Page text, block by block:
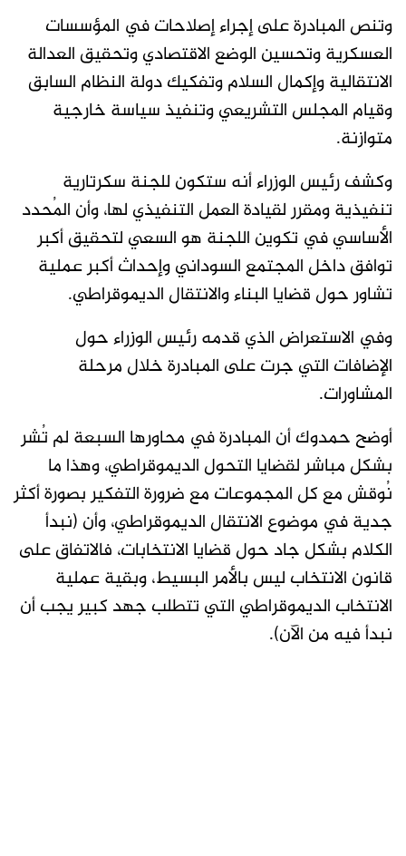
وتنص المبادرة على إجراء إصلاحات في المؤسسات
العسكرية وتحسين الوضع الاقتصادي وتحقيق العدالة
الانتقالية وإكمال السلام وتفكيك دولة النظام السابق
وقيام المجلس التشريعي وتنفيذ سياسة خارجية
متوازنة.
وكشف رئيس الوزراء أنه ستكون للجنة سكرتارية
تنفيذية ومقرر لقيادة العمل التنفيذي لها، وأن المُحدد
الأساسي في تكوين اللجنة هو السعي لتحقيق أكبر
توافق داخل المجتمع السوداني وإحداث أكبر عملية
تشاور حول قضايا البناء والانتقال الديموقراطي.
وفي الاستعراض الذي قدمه رئيس الوزراء حول
الإضافات التي جرت على المبادرة خلال مرحلة
المشاورات.
أوضح حمدوك أن المبادرة في محاورها السبعة لم تُشر
بشكل مباشر لقضايا التحول الديموقراطي، وهذا ما
نُوقش مع كل المجموعات مع ضرورة التفكير بصورة أكثر
جدية في موضوع الانتقال الديموقراطي، وأن (نبدأ
الكلام بشكل جاد حول قضايا الانتخابات، فالاتفاق على
قانون الانتخاب ليس بالأمر البسيط، وبقية عملية
الانتخاب الديموقراطي التي تتطلب جهد كبير يجب أن
نبدأ فيه من الآن).